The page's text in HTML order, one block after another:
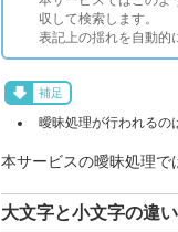
収して検索します。
表記上の揺れを自動的
補足
曖昧処理が行われるの
本サービスの曖昧処理で
大文字と小文字の違い